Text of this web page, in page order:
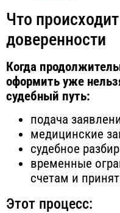
Что
доверенности
Когда
оформить уже
судебный путь:
подача
медицинские
судебное
временные
счетам и
Этот процесс: